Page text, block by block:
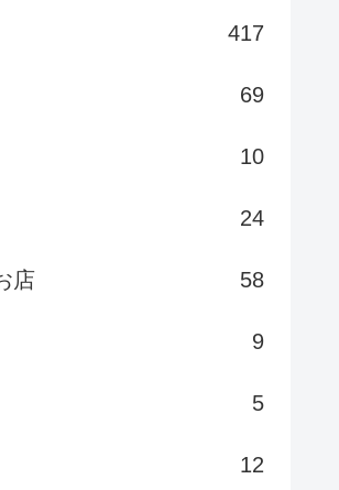
417
69
10
24
店 58
9
5
12